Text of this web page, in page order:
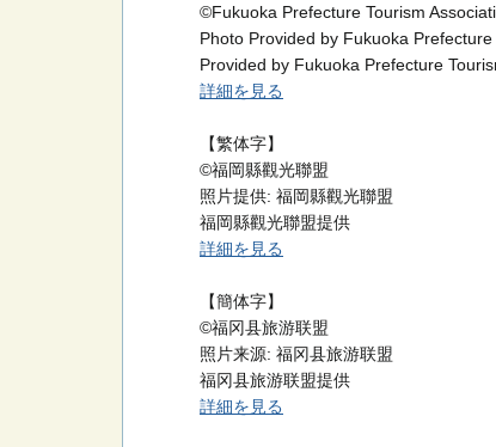
©Fukuoka Prefecture Tourism
Photo Provided by Fukuoka Prefecture
Provided by Fukuoka Prefecture
詳細を見る
【繁体字】
©福岡縣觀光聯盟
照片提供: 福岡縣觀光聯盟
福岡縣觀光聯盟提供
詳細を見る
【簡体字】
©福冈县旅游联盟
照片来源: 福冈县旅游联盟
福冈县旅游联盟提供
詳細を見る